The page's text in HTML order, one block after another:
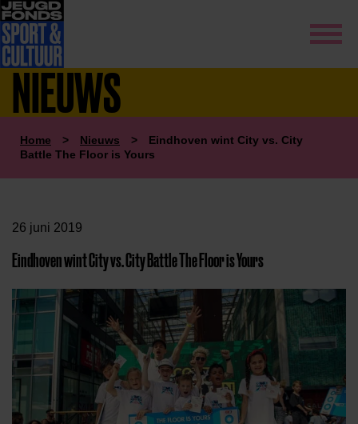
NIEUWS
Home > Nieuws >
Eindhoven wint City vs. City
Battle The Floor is Yours
26 juni 2019
Eindhoven wint City vs. City Battle The Floor is Yours